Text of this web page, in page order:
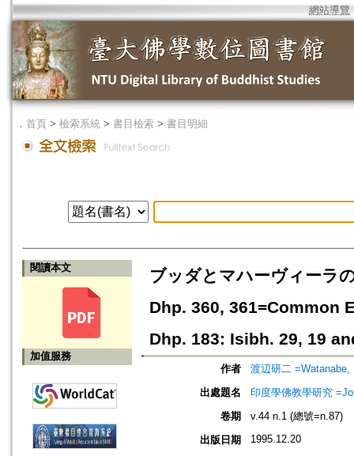
網站導覽
． 首頁 > 檢索系統 > 書目檢索 > 書目明細
閱讀本文
加值服務
ブッダとマハーヴィーラ
Dhp. 360, 361=Common
Dhp. 183: Isibh. 29, 19
作者
渡辺研二 =Watanabe,
出處題名
印度學佛教學研究
卷期
v.44 n.1 (總號=n.87)
出版日期
1995.12.20